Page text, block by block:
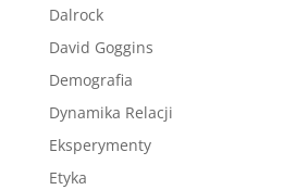
Dalrock
David Goggins
Demografia
Dynamika Relacji
Eksperymenty
Etyka